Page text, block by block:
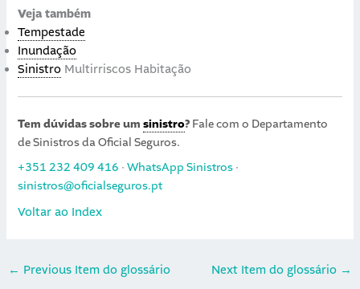
Veja também
Tempestade
Inundação
Sinistro Multirriscos Habitação
Tem dúvidas sobre umsinistro? Fale com o Departamento
de Sinistros da Oficial Seguros.
+351 232 409 416 ·WhatsApp Sinistros ·
sinistros@oficialseguros.pt
Voltar ao Index
← Previous Item do glossário Next Item do glossário →